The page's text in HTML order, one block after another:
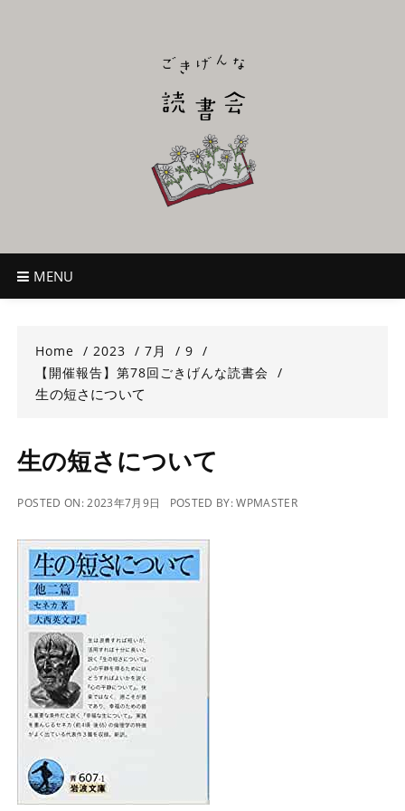
ごきげんな読
~児童書好き主催者によるオールジャンルOK！のんびり読書会~
MENU
Home 2023 7月
9
【開催報告】第78回ごきげんな読書会
生の短さについて
生の短さについて
POSTED ON:2023年7月9日 POSTED BY:WPMASTER